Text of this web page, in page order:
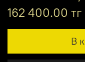
162 400.00 тг
В